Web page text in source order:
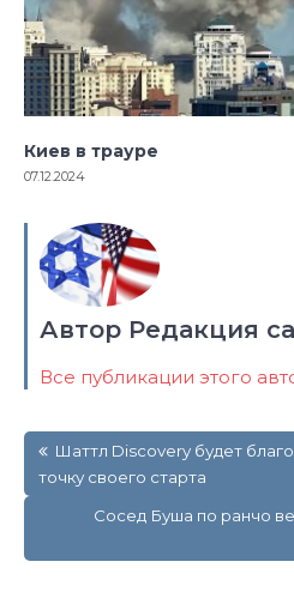
Киев в трауре
07.12.2024
Автор Редакция
Все публикации этого
по
записям
Шаттл Discovery будет
точку своего старта
Сосед Буша по ранчо